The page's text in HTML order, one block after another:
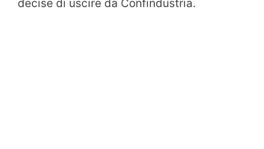
decise di uscire da Confindustria.